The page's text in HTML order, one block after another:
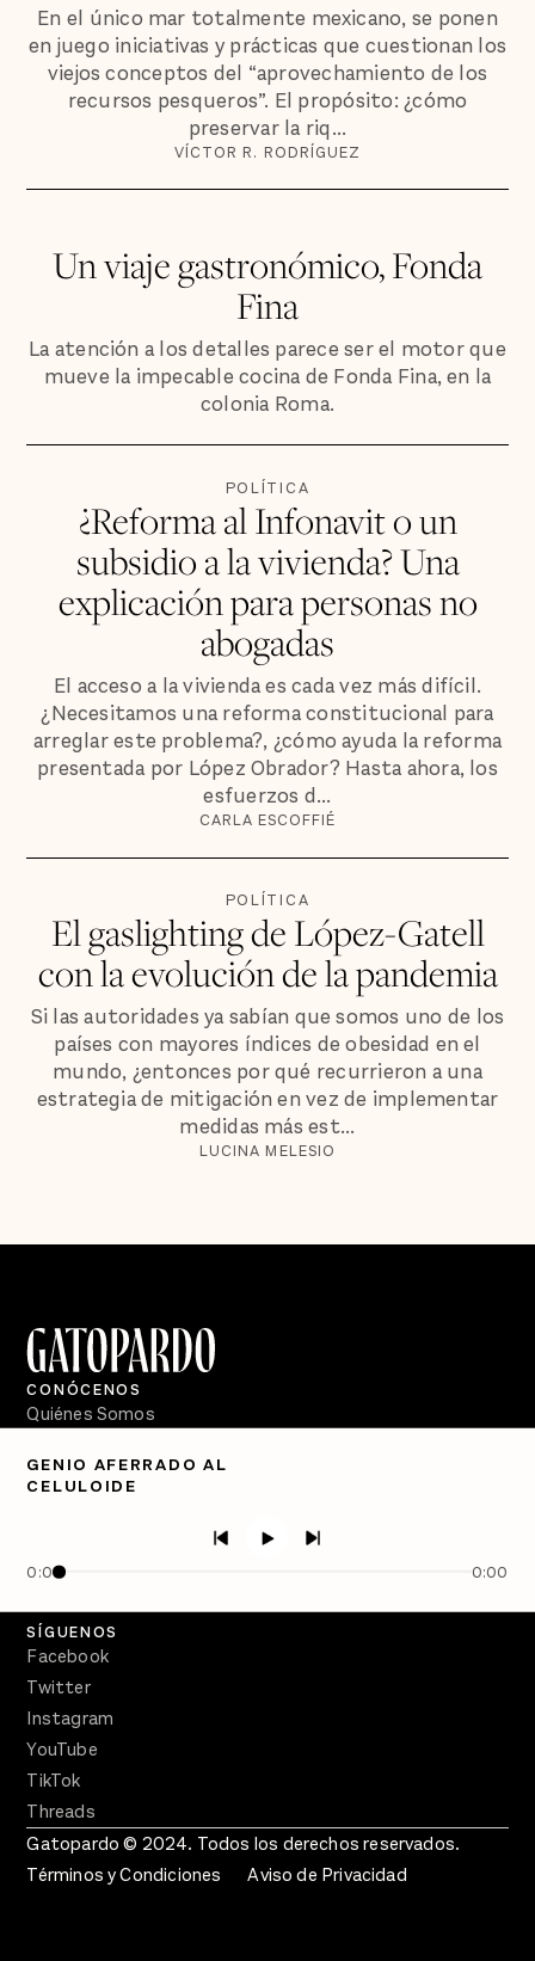
En el único mar totalmente mexicano, se ponen
en juego iniciativas y prácticas que cuestionan los
viejos conceptos del “aprovechamiento de los
recursos pesqueros”. El propósito: ¿cómo
preservar la riq...
VÍCTOR R. RODRÍGUEZ
Un viaje gastronómico, Fonda
Fina
La atención a los detalles parece ser el motor que
mueve la impecable cocina de Fonda Fina, en la
colonia Roma.
POLÍTICA
¿Reforma al Infonavit o un
subsidio a la vivienda? Una
explicación para personas no
abogadas
El acceso a la vivienda es cada vez más difícil.
¿Necesitamos una reforma constitucional para
arreglar este problema?, ¿cómo ayuda la reforma
presentada por López Obrador? Hasta ahora, los
esfuerzos d...
CARLA ESCOFFIÉ
POLÍTICA
El gaslighting de López-Gatell
con la evolución de la pandemia
Si las autoridades ya sabían que somos uno de los
países con mayores índices de obesidad en el
mundo, ¿entonces por qué recurrieron a una
estrategia de mitigación en vez de implementar
medidas más est...
LUCINA MELESIO
GENIO AFERRADO AL
CELULOIDE
0:00 0:00
CONÓCENOS
Quiénes Somos
PÓDCASTS
Crecer en Distopía
SÍGUENOS
Facebook
Twitter
Instagram
YouTube
TikTok
Threads
Gatopardo © 2024. Todos los derechos reservados.
Términos y Condiciones
Aviso de Privacidad